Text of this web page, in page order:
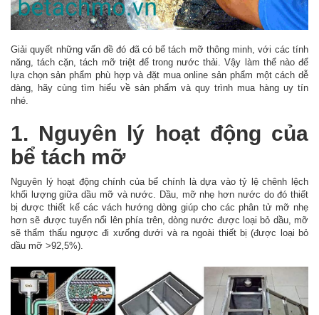
Giải quyết những vấn đề đó đã có bể tách mỡ thông minh, với các tính
năng, tách cặn, tách mỡ triệt để trong nước thải. Vậy làm thể nào để
lựa chọn sản phẩm phù hợp và đặt mua online sản phẩm một cách dễ
dàng, hãy cùng tìm hiểu về sản phẩm và quy trình mua hàng uy tín
nhé.
1. Nguyên lý hoạt động của
bể tách mỡ
Nguyên lý hoạt động chính của bể chính là dựa vào tỷ lệ chênh lệch
khối lượng giữa dầu mỡ và nước. Dầu, mỡ nhẹ hơn nước do đó thiết
bị được thiết kế các vách hướng dòng giúp cho các phân tử mỡ nhẹ
hơn sẽ được tuyển nổi lên phía trên, dòng nước được loại bỏ dầu, mỡ
sẽ thẩm thấu ngược đi xưống dưới và ra ngoài thiết bị (được loại bỏ
dầu mỡ >92,5%).